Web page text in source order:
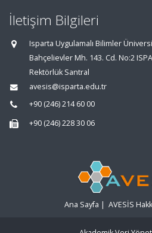
İletişim Bilgileri
Isparta Uygulamalı Bilimler
Bahçelievler Mh. 143. Cd. No:2
Rektörlük Santral
avesis@isparta.edu.tr
+90 (246) 214 60 00
+90 (246) 228 30 06
Ana Sayfa | AVESİS